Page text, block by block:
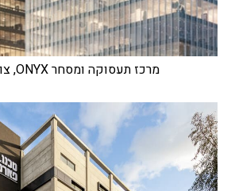
מרכז תעסוקה ומסחר ONYX, צומת סביון